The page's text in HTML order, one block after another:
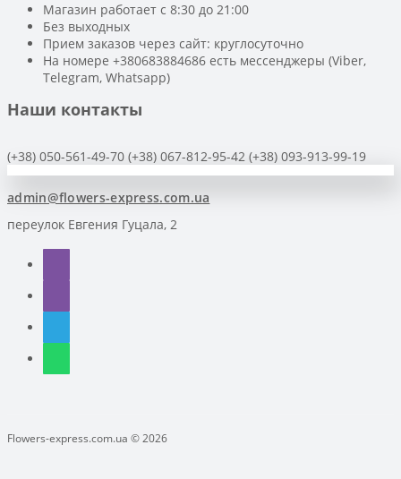
Магазин работает с 8:30 до 21:00
Без выходных
Прием заказов через сайт: круглосуточно
На номере +380683884686 есть мессенджеры (Viber,
Telegram, Whatsapp)
Наши контакты
(+38) 050-561-49-70 (+38) 067-812-95-42 (+38) 093-913-99-19
admin@flowers-express.com.ua
переулок Евгения Гуцала, 2
Flowers-express.com.ua © 2026